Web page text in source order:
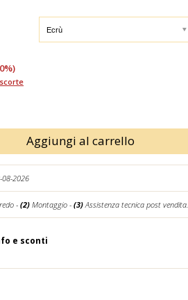
Aggiungi al carrello
08-2026
-(2) Montaggio - (3)Assistenza tecnica post vendita.
e sconti